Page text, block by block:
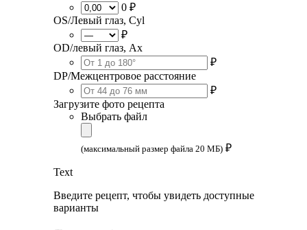
0 ₽
OS/Левый глаз, Cyl
₽
OD/левый глаз, Ax
₽
DP/Межцентровое расстояние
₽
Загрузите фото рецепта
Выбрать файл
(максимальный размер файла 20 МБ) ₽
Text
Введите рецепт, чтобы увидеть доступные
варианты